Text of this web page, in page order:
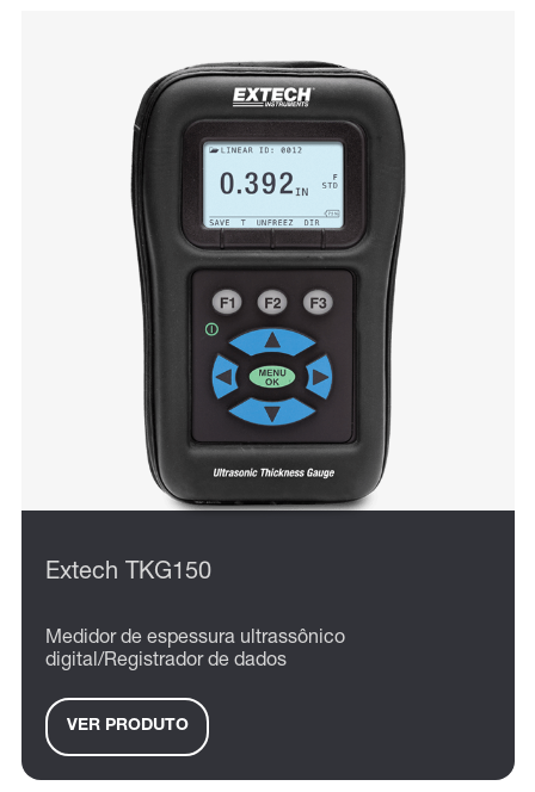
Extech TKG150
Medidor de espessura ultrassônico
digital/Registrador de dados
VER PRODUTO